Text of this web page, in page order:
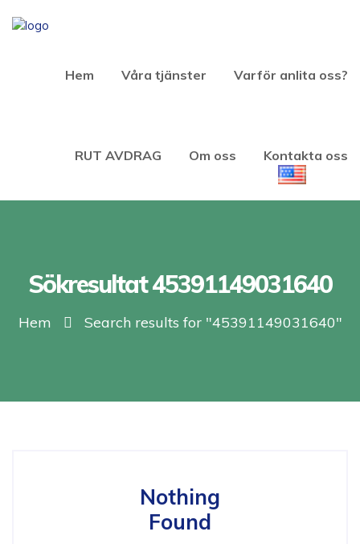
Hem Våra tjänster Varför anlita oss?
RUT AVDRAG Om oss Kontakta oss
Sökresultat 45391149031640
Hem Search results for "45391149031640"
Nothing
Found